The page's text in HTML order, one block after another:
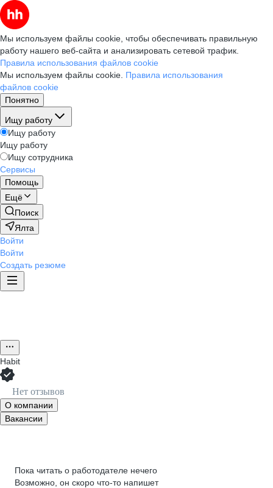
Мы используем файлы cookie, чтобы обеспечивать правильную
работу нашего веб-сайта и анализировать сетевой трафик.
Правила использования файлов cookie
Мы используем файлы cookie. Правила использования
файлов cookie
Понятно
Ищу работу
Ищу работу
Ищу работу
Ищу сотрудника
Сервисы
Помощь
Ещё
Поиск
Ялта
Войти
Войти
Создать резюме
Habit
Нет отзывов
О компании
Вакансии
Пока читать о работодателе нечего
Возможно, он скоро что‑то напишет